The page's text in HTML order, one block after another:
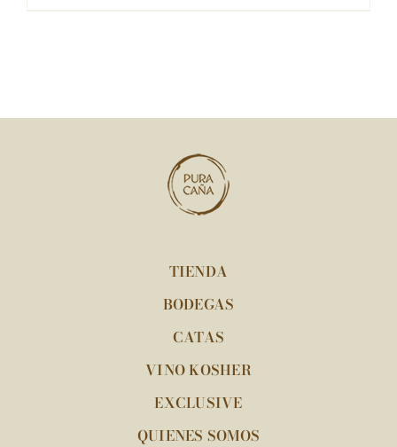
TIENDA
BODEGAS
CATAS
VINO KOSHER
EXCLUSIVE
QUIENES SOMOS